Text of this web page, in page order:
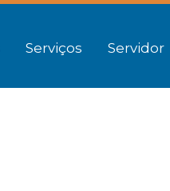
Serviços Servidor